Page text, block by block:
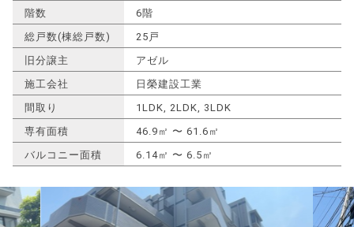
階数
6階
総戸数(棟総戸数)
25戸
旧分譲主
アゼル
施工会社
日榮建設工業
間取り
1LDK, 2LDK, 3LDK
専有面積
46.9㎡ 〜 61.6㎡
バルコニー面積
6.14㎡ 〜 6.5㎡